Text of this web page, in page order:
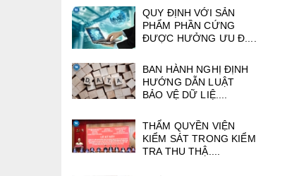
QUY ĐỊNH VỚI SẢN
PHẨM PHẦN CỨNG
ĐƯỢC HƯỞNG ƯU Đ....
BAN HÀNH NGHỊ ĐỊNH
HƯỚNG DẪN LUẬT
BẢO VỆ DỮ LIỆ....
THẨM QUYỀN VIỆN
KIỂM SÁT TRONG KIỂM
TRA THU THẬ....